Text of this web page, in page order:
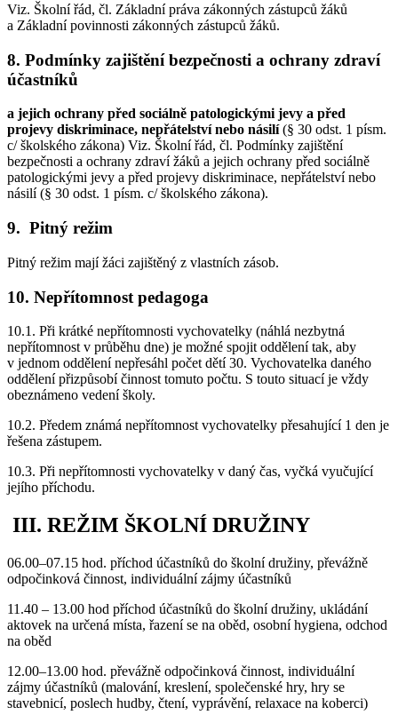
Viz. Školní řád, čl. Základní práva zákonných zástupců žáků
a Základní povinnosti zákonných zástupců žáků.
8. Podmínky zajištění bezpečnosti a ochrany zdraví
účastníků
a jejich ochrany před sociálně patologickými jevy a před
projevy diskriminace, nepřátelství nebo násilí(§ 30 odst. 1 písm.
c/ školského zákona) Viz. Školní řád, čl. Podmínky zajištění
bezpečnosti a ochrany zdraví žáků a jejich ochrany před sociálně
patologickými jevy a před projevy diskriminace, nepřátelství nebo
násilí (§ 30 odst. 1 písm. c/ školského zákona).
9. Pitný režim
Pitný režim mají žáci zajištěný z vlastních zásob.
10. Nepřítomnost pedagoga
10.1. Při krátké nepřítomnosti vychovatelky (náhlá nezbytná
nepřítomnost v průběhu dne) je možné spojit oddělení tak, aby
v jednom oddělení nepřesáhl počet dětí 30. Vychovatelka daného
oddělení přizpůsobí činnost tomuto počtu. S touto situací je vždy
obeznámeno vedení školy.
10.2. Předem známá nepřítomnost vychovatelky přesahující 1 den je
řešena zástupem.
10.3. Při nepřítomnosti vychovatelky v daný čas, vyčká vyučující
jejího příchodu.
III. REŽIM ŠKOLNÍ DRUŽINY
06.00–07.15 hod. příchod účastníků do školní družiny, převážně
odpočinková činnost, individuální zájmy účastníků
11.40 – 13.00 hod příchod účastníků do školní družiny, ukládání
aktovek na určená místa, řazení se na oběd, osobní hygiena, odchod
na oběd
12.00–13.00 hod. převážně odpočinková činnost, individuální
zájmy účastníků (malování, kreslení, společenské hry, hry se
stavebnicí, poslech hudby, čtení, vyprávění, relaxace na koberci)